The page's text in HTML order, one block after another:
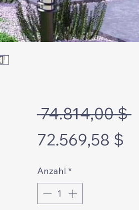
74.814,00 $
72.569,58 $
Anzahl *